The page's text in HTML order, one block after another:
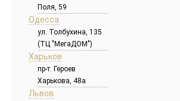
Поля, 59
Одесса
ул. Толбухина, 135
(ТЦ "МегаДОМ")
Харьков
пр-т. Героев
Харькова, 48а
Львов